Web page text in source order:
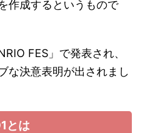
作成するというもので
FES」で発表され、
な決意表明が出されまし
とは